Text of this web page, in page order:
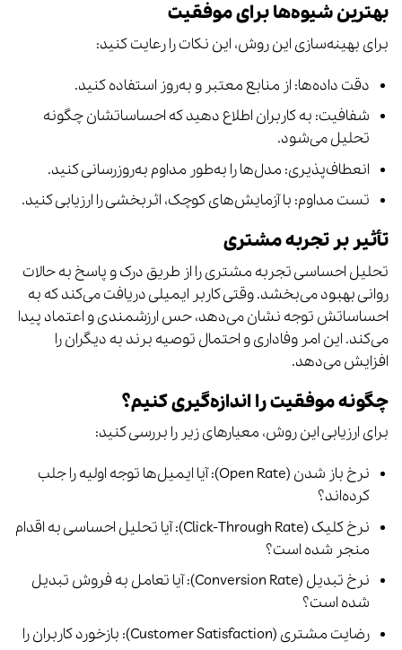
بهترین شیوه‌ها برای موفقیت
برای بهینه‌سازی این روش، این نکات را رعایت کنید:
دقت داده‌ها: از منابع معتبر و به‌روز استفاده کنید.
شفافیت: به کاربران اطلاع دهید که احساساتشان چگونه
تحلیل می‌شود.
انعطاف‌پذیری: مدل‌ها را به‌طور مداوم به‌روزرسانی کنید.
تست مداوم: با آزمایش‌های کوچک، اثربخشی را ارزیابی کنید.
تأثیر بر تجربه مشتری
تحلیل احساسی تجربه مشتری را از طریق درک و پاسخ به حالات
روانی بهبود می‌بخشد. وقتی کاربر ایمیلی دریافت می‌کند که به
احساساتش توجه نشان می‌دهد، حس ارزشمندی و اعتماد پیدا
می‌کند. این امر وفاداری و احتمال توصیه برند به دیگران را
افزایش می‌دهد.
چگونه موفقیت را اندازه‌گیری کنیم؟
برای ارزیابی این روش، معیارهای زیر را بررسی کنید:
نرخ باز شدن (Open Rate): آیا ایمیل‌ها توجه اولیه را جلب
کرده‌اند؟
نرخ کلیک (Click-Through Rate): آیا تحلیل احساسی به اقدام
منجر شده است؟
نرخ تبدیل (Conversion Rate): آیا تعامل به فروش تبدیل
شده است؟
رضایت مشتری (Customer Satisfaction): بازخورد کاربران را